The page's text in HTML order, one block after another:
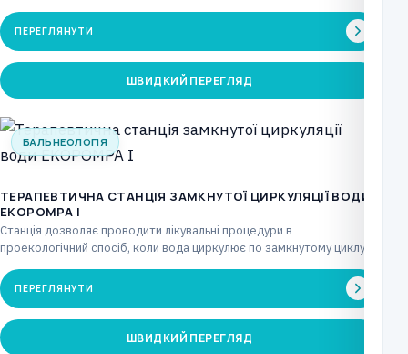
ПЕРЕГЛЯНУТИ
ШВИДКИЙ ПЕРЕГЛЯД
БАЛЬНЕОЛОГІЯ
ТЕРАПЕВТИЧНА СТАНЦІЯ ЗАМКНУТОЇ ЦИРКУЛЯЦІЇ ВОДИ
EKOPOMPA І
Станція дозволяє проводити лікувальні процедури в
проекологічний спосіб, коли вода циркулює по замкнутому циклу,
ПЕРЕГЛЯНУТИ
ШВИДКИЙ ПЕРЕГЛЯД